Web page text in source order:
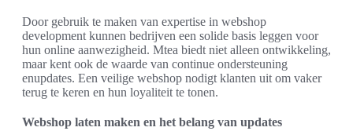
Door gebruik te maken van expertise in webshop
development kunnen bedrijven een solide basis leggen voor
hun online aanwezigheid. Mtea biedt niet alleen ontwikkeling,
maar kent ook de waarde van continue ondersteuning
enupdates. Een veilige webshop nodigt klanten uit om vaker
terug te keren en hun loyaliteit te tonen.
Webshop laten maken en het belang van updates